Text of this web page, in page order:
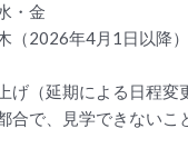
・金
（2026年4月1日以降）
げ（延期による日程変
合で、見学できない